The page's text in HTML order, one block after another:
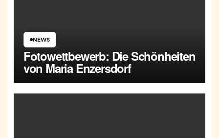
NEWS
Fotowettbewerb: Die Schönheiten
von Maria Enzersdorf